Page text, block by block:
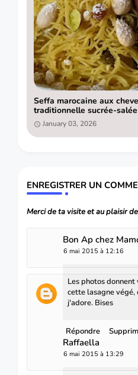
Seffa marocaine aux
traditionnelle sucrée-
January 03, 2026
ENREGISTRER UN
Merci de ta visite et au plaisir
Bon Ap chez
6 mai 2015 à 12:16
Les photos
cette lasagne
j'adore. Bises
Répondre
Raffaella
6 mai 2015 à 13:29